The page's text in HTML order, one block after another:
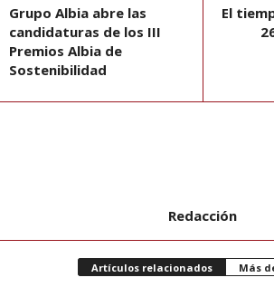
Grupo Albia abre las
candidaturas de los III
Premios Albia de
Sostenibilidad
El
Redacción
Artículos relacionados Más